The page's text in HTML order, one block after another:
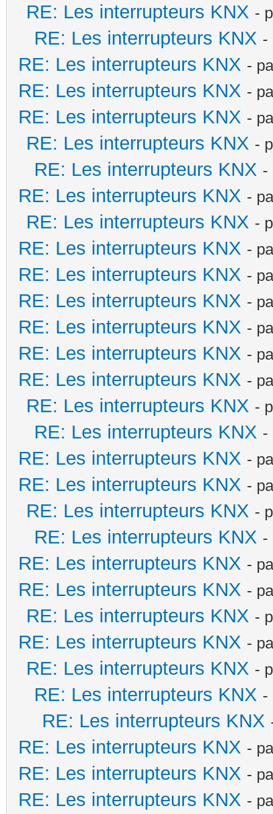
RE: Les interrupteurs KNX -
RE: Les interrupteurs KNX -
RE: Les interrupteurs KNX -
RE: Les interrupteurs KNX -
RE: Les interrupteurs KNX -
RE: Les interrupteurs KNX -
RE: Les interrupteurs KNX -
RE: Les interrupteurs KNX -
RE: Les interrupteurs KNX -
RE: Les interrupteurs KNX -
RE: Les interrupteurs KNX -
RE: Les interrupteurs KNX -
RE: Les interrupteurs KNX -
RE: Les interrupteurs KNX -
RE: Les interrupteurs KNX -
RE: Les interrupteurs KNX -
RE: Les interrupteurs KNX -
RE: Les interrupteurs KNX -
RE: Les interrupteurs KNX -
RE: Les interrupteurs KNX -
RE: Les interrupteurs KNX -
RE: Les interrupteurs KNX -
RE: Les interrupteurs KNX -
RE: Les interrupteurs KNX -
RE: Les interrupteurs KNX -
RE: Les interrupteurs KNX -
RE: Les interrupteurs KNX -
RE: Les interrupteurs KNX
RE: Les interrupteurs KNX -
RE: Les interrupteurs KNX -
RE: Les interrupteurs KNX -